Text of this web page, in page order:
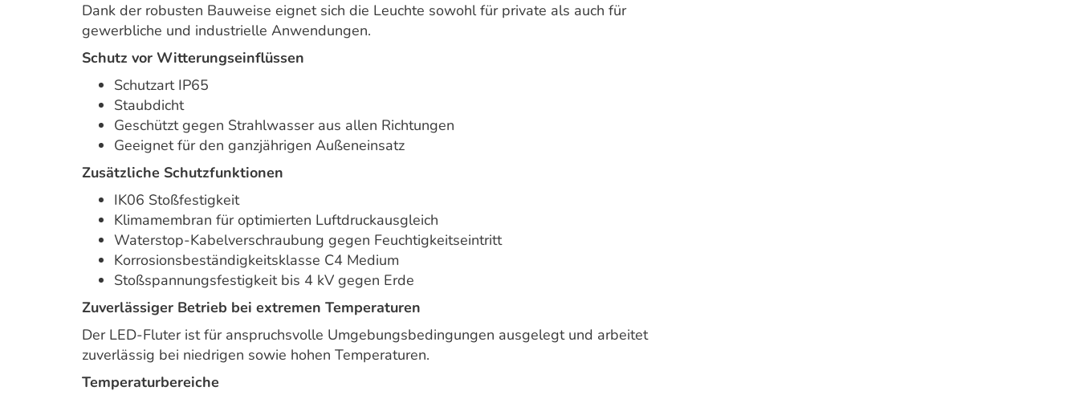
Dank der robusten Bauweise eignet sich die Leuchte sowohl für private als auch für
gewerbliche und industrielle Anwendungen.
Schutz vor Witterungseinflüssen
Schutzart IP65
Staubdicht
Geschützt gegen Strahlwasser aus allen Richtungen
Geeignet für den ganzjährigen Außeneinsatz
Zusätzliche Schutzfunktionen
IK06 Stoßfestigkeit
Klimamembran für optimierten Luftdruckausgleich
Waterstop-Kabelverschraubung gegen Feuchtigkeitseintritt
Korrosionsbeständigkeitsklasse C4 Medium
Stoßspannungsfestigkeit bis 4 kV gegen Erde
Zuverlässiger Betrieb bei extremen Temperaturen
Der LED-Fluter ist für anspruchsvolle Umgebungsbedingungen ausgelegt und arbeitet
zuverlässig bei niedrigen sowie hohen Temperaturen.
Temperaturbereiche